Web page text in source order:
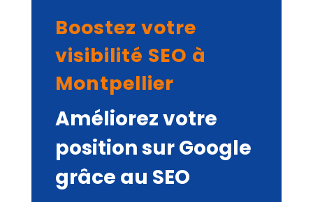
Boostez votre
visibilité SEO à
Montpellier
Améliorez votre
position sur Google
grâce au SEO